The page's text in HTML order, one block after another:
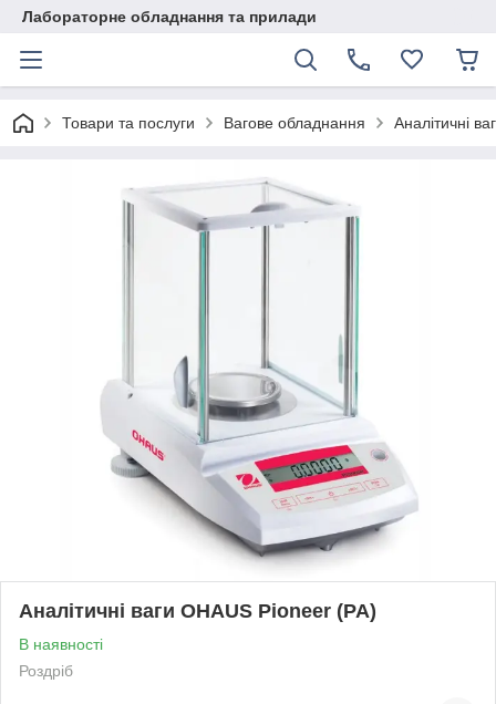
Лабораторне обладнання та прилади
Товари та послуги Вагове обладнання Аналітичні
Аналітичні ваги OHAUS Pioneer (PA)
В наявності
Роздріб